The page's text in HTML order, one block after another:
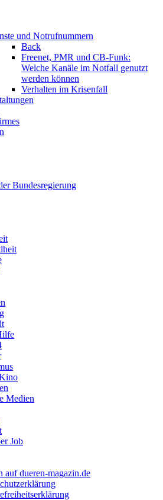
und Notrufnummern
Back
Freenet, PMR und CB-Funk:
Welche Kanäle im Notfall genutzt
werden können
Verhalten im Krisenfall
Bundesregierung
Medien
Job
auf dueren-magazin.de